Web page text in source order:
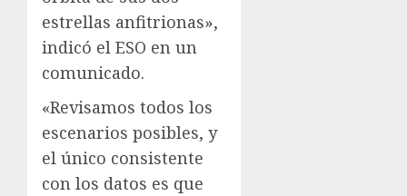
estrellas anfitrionas»,
indicó el ESO en un
comunicado.
«Revisamos todos los
escenarios posibles, y
el único consistente
con los datos es que